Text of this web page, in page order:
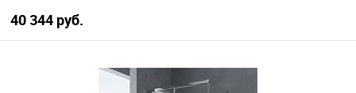
40 344 руб.
В корзину